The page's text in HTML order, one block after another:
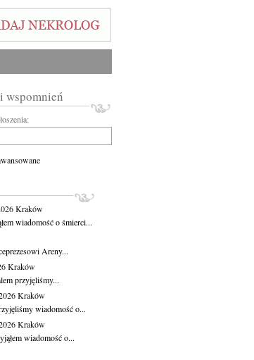
wspomnień
Kraków
wiadomość o śmierci...
Areny...
Kraków
przyjęliśmy...
Kraków
wiadomość o...
Kraków
wiadomość o...